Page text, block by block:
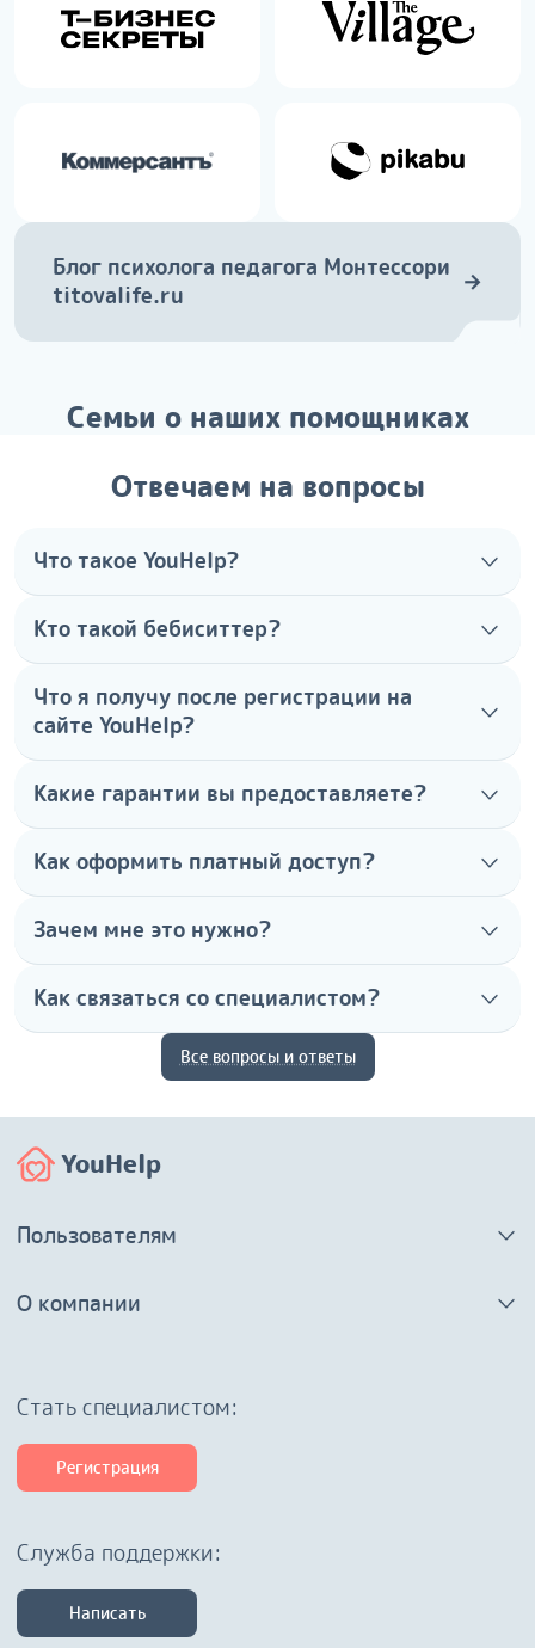
Блог психолога педагога Монтессори
titovalife.ru
→
Семьи о наших помощниках
Отвечаем на вопросы
Что такое YouHelp?
Кто такой бебиситтер?
Что я получу после регистрации на
сайте YouHelp?
Какие гарантии вы предоставляете?
Как оформить платный доступ?
Зачем мне это нужно?
Как связаться со специалистом?
Все вопросы и ответы
YouHelp
Пользователям
О компании
Cтать специалистом:
Регистрация
Служба поддержки:
Написать